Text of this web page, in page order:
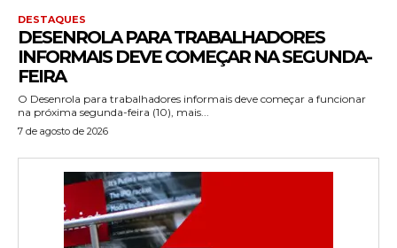
DESTAQUES
DESENROLA PARA TRABALHADORES
INFORMAIS DEVE COMEÇAR NA SEGUNDA-
FEIRA
O Desenrola para trabalhadores informais deve começar a funcionar
na próxima segunda-feira (10), mais...
7 de agosto de 2026